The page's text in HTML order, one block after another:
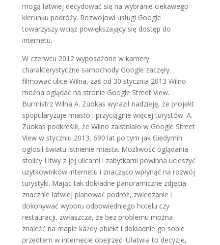
mogą łatwiej decydować się na wybranie ciekawego
kierunku podróży. Rozwojowi usługi Google
towarzyszy wciąż powiększający się dostęp do
internetu.
W czerwcu 2012 wyposażone w kamery
charakterystyczne samochody Google zaczęły
filmować ulice Wilna, zaś od 30 stycznia 2013 Wilno
można oglądać na stronie Google Street View.
Burmistrz Wilna A. Zuokas wyraził nadzieję, że projekt
spopularyzuje miasto i przyciągnie więcej turystów. A.
Zuokas podkreślił, że Wilno zaistniało w Google Street
View w styczniu 2013, 690 lat po tym jak Giedymin
ogłosił światu istnienie miasta. Możliwość oglądania
stolicy Litwy z jej ulicami i zabytkami powinna ucieszyć
użytkowników internetu i znacząco wpłynąć na rozwój
turystyki. Mając tak dokładne panoramiczne zdjęcia
znacznie łatwiej planować podróż, zwiedzanie i
dokonywać wyboru odpowiedniego hotelu czy
restauracji, zwłaszcza, że bez problemu można
znaleźć na mapie każdy obiekt i dokładnie go sobie
przedtem w internecie obejrzeć. Ułatwia to decyzje,